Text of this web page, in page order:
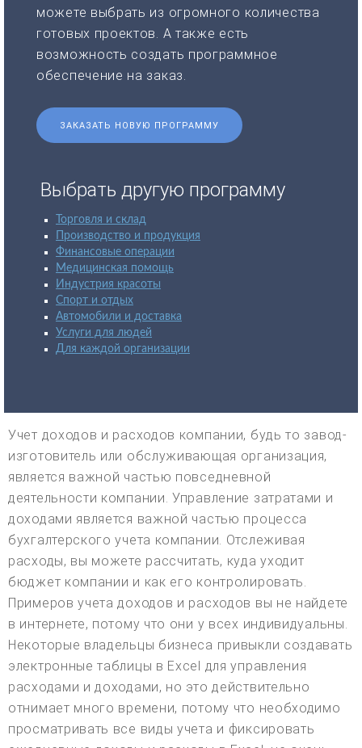
можете выбрать из огромного количества
готовых проектов. А также есть
возможность создать программное
обеспечение на заказ.
ЗАКАЗАТЬ НОВУЮ ПРОГРАММУ
Выбрать другую программу
Торговля и склад
Производство и продукция
Финансовые операции
Медицинская помощь
Индустрия красоты
Спорт и отдых
Автомобили и доставка
Услуги для людей
Для каждой организации
Учет доходов и расходов компании, будь то завод-
изготовитель или обслуживающая организация,
является важной частью повседневной
деятельности компании. Управление затратами и
доходами является важной частью процесса
бухгалтерского учета компании. Отслеживая
расходы, вы можете рассчитать, куда уходит
бюджет компании и как его контролировать.
Примеров учета доходов и расходов вы не найдете
в интернете, потому что они у всех индивидуальны.
Некоторые владельцы бизнеса привыкли создавать
электронные таблицы в Excel для управления
расходами и доходами, но это действительно
отнимает много времени, потому что необходимо
просматривать все виды учета и фиксировать